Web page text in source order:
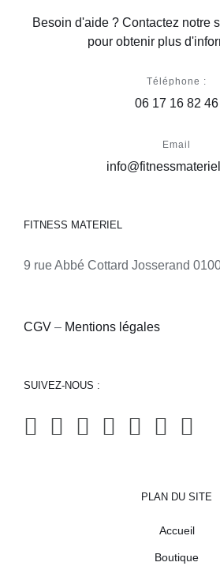
Besoin d'aide ? Contactez notre
pour obtenir plus
Téléphone :
06 17 16 82 46
Email
FITNESS MATERIEL
9 rue Abbé Cottard Josserand
CGV – Mentions légales
SUIVEZ-NOUS :
PLAN DU SITE
Accueil
Boutique